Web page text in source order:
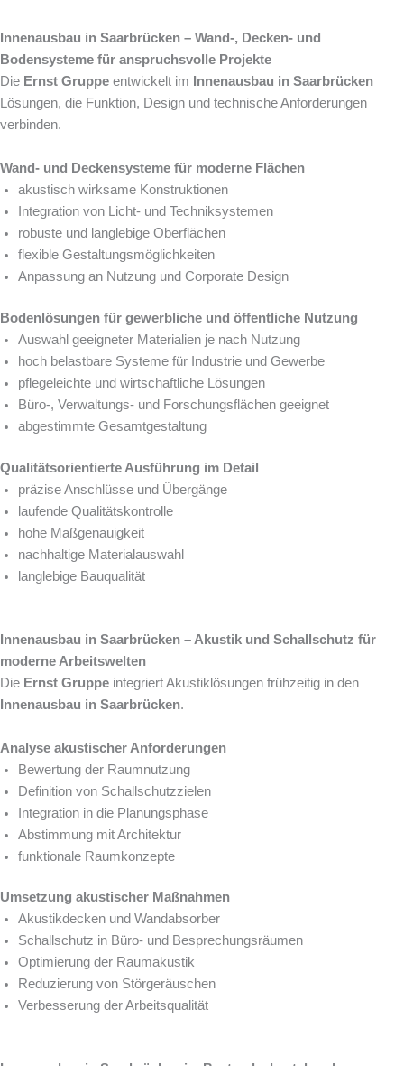
Innenausbau in Saarbrücken – Wand-, Decken- und
Bodensysteme für anspruchsvolle Projekte
Die Ernst Gruppe entwickelt im
Innenausbau in Saarbrücken
Lösungen, die Funktion, Design und technische Anforderungen
verbinden.
Wand- und Deckensysteme für moderne Flächen
akustisch wirksame Konstruktionen
Integration von Licht- und Techniksystemen
robuste und langlebige Oberflächen
flexible Gestaltungsmöglichkeiten
Anpassung an Nutzung und Corporate Design
Bodenlösungen für gewerbliche und öffentliche Nutzung
Auswahl geeigneter Materialien je nach Nutzung
hoch belastbare Systeme für Industrie und Gewerbe
pflegeleichte und wirtschaftliche Lösungen
Büro-, Verwaltungs- und Forschungsflächen geeignet
abgestimmte Gesamtgestaltung
Qualitätsorientierte Ausführung im Detail
präzise Anschlüsse und Übergänge
laufende Qualitätskontrolle
hohe Maßgenauigkeit
nachhaltige Materialauswahl
langlebige Bauqualität
Innenausbau in Saarbrücken – Akustik und Schallschutz für
moderne Arbeitswelten
Die Ernst Gruppe integriert Akustiklösungen frühzeitig in den
Innenausbau in Saarbrücken.
Analyse akustischer Anforderungen
Bewertung der Raumnutzung
Definition von Schallschutzzielen
Integration in die Planungsphase
Abstimmung mit Architektur
funktionale Raumkonzepte
Umsetzung akustischer Maßnahmen
Akustikdecken und Wandabsorber
Schallschutz in Büro- und Besprechungsräumen
Optimierung der Raumakustik
Reduzierung von Störgeräuschen
Verbesserung der Arbeitsqualität